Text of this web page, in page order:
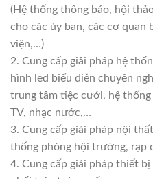
(Hệ thống thông báo, hội
cho các ủy ban, các cơ quan
viện,…)
2. Cung cấp giải pháp hệ
hình led biểu diễn chuyên
trung tâm tiệc cưới, hệ thống
TV, nhạc nước,…
3. Cung cấp giải pháp nội
thống phòng hội trường, rạp
4. Cung cấp giải pháp thiết